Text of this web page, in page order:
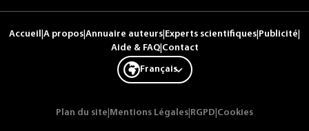
Accueil A propos Annuaire auteurs Experts scientifiques Publicité
Aide & FAQ| Contact
Français
Plan du site Mentions Légales RGPD Cookies